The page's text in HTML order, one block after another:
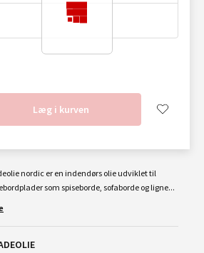
Læg i kurven
nordic er en indendørs olie udviklet til
som spiseborde, sofaborde og ligne...